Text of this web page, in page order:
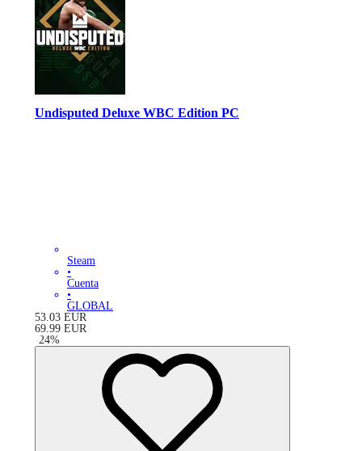
Undisputed Deluxe WBC Edition PC
Steam
•
Cuenta
•
GLOBAL
53.03 EUR
69.99 EUR
-24%